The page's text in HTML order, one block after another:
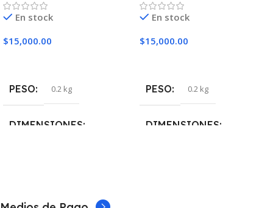
En stock
$15,000.00
PESO 0.2 kg
DIMENSIONES
En stock
$15,000.00
PESO 0.2 kg
DIMENSIONES